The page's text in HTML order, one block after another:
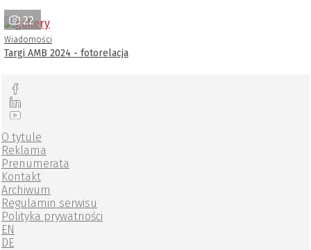
22
Wiadomości
Targi AMB 2024 - fotorelacja
O tytule
Reklama
Prenumerata
Kontakt
Archiwum
Regulamin serwisu
Polityka prywatności
EN
DE